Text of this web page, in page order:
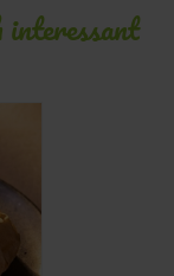
interessant